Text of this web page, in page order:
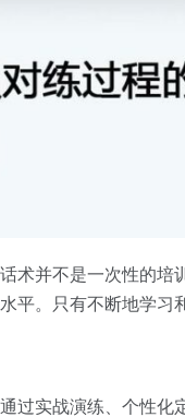
术并不是一次性的培
平。只有不断地学
过实战演练、个性化